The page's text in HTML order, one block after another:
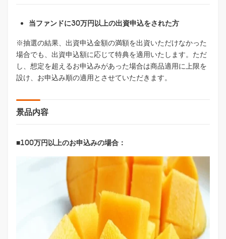
当ファンドに30万円以上の出資申込をされた方
※抽選の結果、出資申込金額の満額を出資いただけなかった
場合でも、出資申込額に応じて特典を適用いたします。ただ
し、想定を超えるお申込みがあった場合は商品適用に上限を
設け、お申込み順の適用とさせていただきます。
景品内容
■100万円以上のお申込みの場合：